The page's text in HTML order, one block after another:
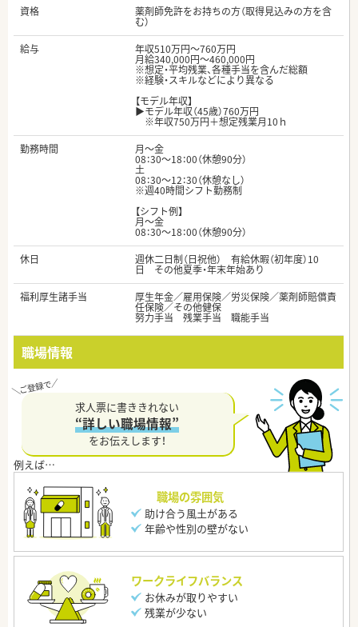
資格
薬剤師免許をお持ちの方（取得見込みの方を含
む）
給与
年収510万円～760万円
月給340,000円～460,000円
※想定・平均残業、各種手当を含んだ総額
※経験・スキルなどにより異なる
【モデル年収】
▶モデル年収（45歳）760万円
※年収750万円＋想定残業月10ｈ
勤務時間
月～金
08：30～18：00（休憩90分）
土
08：30～12：30（休憩なし）
※週40時間シフト勤務制
【シフト例】
月～金
08：30～18：00（休憩90分）
休日
週休二日制（日祝他） 有給休暇（初年度）10
日 その他夏季・年末年始あり
福利厚生諸手当
厚生年金／雇用保険／労災保険／薬剤師賠償責
任保険／その他健保
努力手当 残業手当 職能手当
職場情報
求人票に書ききれない
“詳しい職場情報”
をお伝えします！
職場の雰囲気
助け合う風土がある
年齢や性別の壁がない
ワークライフバランス
お休みが取りやすい
残業が少ない